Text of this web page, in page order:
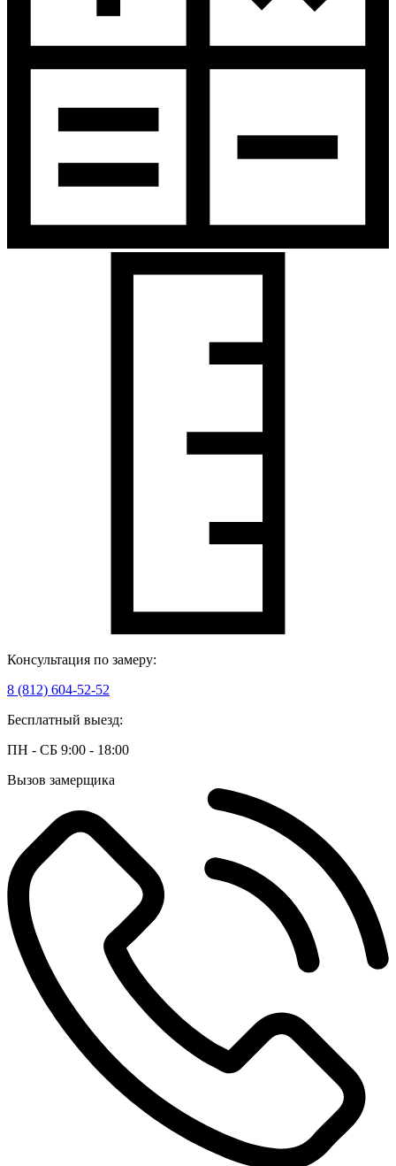
Консультация по замеру:
8 (812) 604-52-52
Бесплатный выезд:
ПН - СБ 9:00 - 18:00
Вызов замерщика